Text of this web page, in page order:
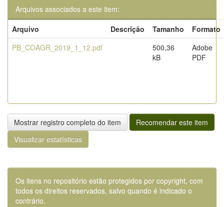
Arquivos associados a este item:
Arquivo
Descrição Tamanho
Formato
PB_COAGR_2019_1_12.pdf
500,36
kB
Adobe
PDF
Mostrar registro completo do item
Recomendar este item
Visualizar estatísticas
Os itens no repositório estão protegidos por copyright, com
todos os direitos reservados, salvo quando é indicado o
contrário.